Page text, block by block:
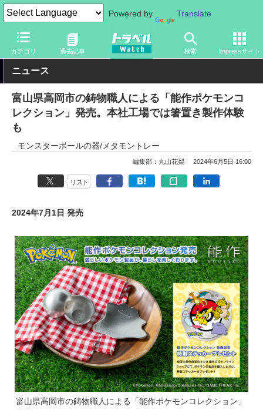
Powered by Translate
カテゴリ 過去記事 検索 Impressサイト
トラベル Watch 旅のアイテム 旅行グッズ キャラクター
ニュース
富山県高岡市の鋳物職人による「能作ポケモンコ
レクション」発売。本社工場では箸置き製作体験
も
モンスターボールの器/メタモントレー
編集部：丸山花梨 2024年6月5日 16:00
リスト
2024年7月1日 発売
富山県高岡市の鋳物職人による「能作ポケモンコレクション」